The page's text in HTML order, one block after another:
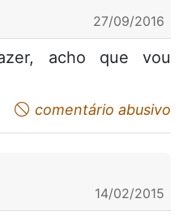
27/09/2016
acho que vou
comentário abusivo
14/02/2015